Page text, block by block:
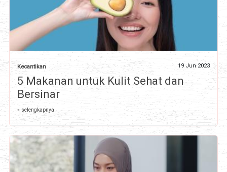
Kecantikan 19 Jun 2023
5 Makanan untuk Kulit Sehat dan
Bersinar
» selengkapnya